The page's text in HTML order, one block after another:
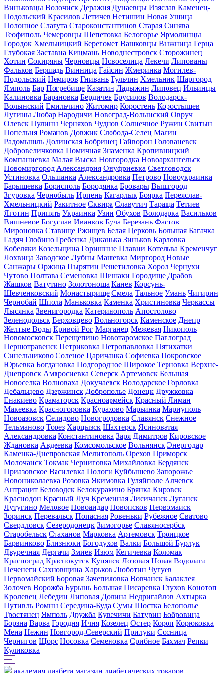
Виньковцы Волочиск Деражня Дунаевцы Изяслав Каменец-
Подольский Красилов Летичев Нетишин Новая Ушица
Полонное Славута Староконстантинов Старая Синява
Теофиполь Чемеровцы Шепетовка Белогорье Ярмолинцы
Городок Хмельницкий Берегомет Вашковцы Выжница Герца
Глубокая Заставна Кицмань Новоднестровск Сторожинец
Хотин Сокиряны Черновцы Новоселица Лекечи Липованы
Фальков Бершадь Винница Гайсин Жмеринка Могилев-
Подольский Немиров Гнивань Тульчин Хмельник Шаргород
Ямполь Бар Погребище Казатин Ладыжин Липовец Ильинцы
Калиновка Барановка Бердичев Брусилов Володарск-
Волынский Емильчино Житомир Коростень Коростышев
Лугины Любар Народичи Новоград-Волынский Овруч
Олевск Пулины Черняхов Чуднов Солнечное Ружин Свитын
Попельня Романов Довжик Слобода-Селец Малин
Радомышль Долинская Бобринец Гайворон Голованевск
Добровеличковка Помичная Знаменка Кропивницкий
Компаниевка Малая Выска Новгородка Новоархангельск
Новомиргород Александрия Онуфриевка Светловодск
Устиновка Ольшанка Александровка Петрово Новоукраинка
Барышевка Борисполь Бородянка Бровары Вышгород
Згуровка Чернобыль Ирпень Кагарлык Боярка Переяслав-
Хмельницкий Ракитное Сквира Славутич Тараща Тетиев
Яготин Припять Украинка Узин Обухов Володарка Васильков
Вишневое Богуслав Иванков Буча Березань Фастов
Мироновка Ставище Ржищев Белая Церковь Большая Багачка
Гадяч Глобино Гребенка Диканька Зиньков Карловка
Кобеляки Козельщина Горишные Плавни Котельва Кременчуг
Лохвица Заводское Лубны Машевка Миргород Новые
Санжары Оржица Пырятин Решетиловка Хорол Чернухи
Чутово Полтава Семеновка Шишаки Городище Драбов
Жашков Ватутино Золотоноша Канев Корсунь-
Шевченковский Монастырище Смела Тальное Умань Чигирин
Чернобай Шпола Маньковка Каменка Христиновка Черкассы
Лысянка Звенигородка Катеринополь Апостолово
Зеленодольск Верховцево Вольногорск Каменское Днепр
Желтые Воды Кривой Рог Марганец Межевая Никополь
Новомосковск Перещепино Новотаромское Павлоград
Першотравенск Петриковка Петропавловка Пятихатки
Синельниково Соленое Царичанка Софиевка Покровское
Юрьевка Богдановка Подгородное Широкое Терновка Верхне-
Днепровск Амвросиевка Северск Артемовск Большая
Новоселка Волноваха Докучаевск Володарское Горловка
Дебальцево Дзержинск Доброполье Донецк Дружковка
Енакиево Краматорск Красноармейск Красный Лиман
Макеевка Красногоровка Курахово Марьинка Мариуполь
Новоазовск Селидово Новогродовка Славянск Снежное
Тельманово Торез Харцызск Шахтерск Ясиноватая
Александровка Константиновка Заря Димитров Кировское
Ждановка Авдеевка Комсомольское Вольнянск Энергодар
Каменка-Днепровская Мелитополь Орехов Приморск
Молочанск Токмак Черниговка Михайловка Бердянск
Приазовское Василевка Пологи Куйбышево Запорожье
Новониколаевка Розовка Якимовка Гуляйполе Алчевск
Антрацит Беловодск Белокуракино Брянка Кировск
Краснодон Красный Луч Кременная Лисичанск Луганск
Лутугино Меловое Новоайдар Новопсков Первомайск
Зоринск Перевальск Попасная Ровеньки Рубежное Сватово
Свердловск Северодонецк Зимогорье Славяносербск
Старобельск Стаханов Марковка Артемовск Троицкое
Барвинково Близнюки Богодухов Валки Большой Бурлук
Двуречная Дергачи Змиев Изюм Кегичевка Коломак
Красноград Краснокутск Купянск Лозовая Новая Водолага
Печенеги Сахновщина Харьков Люботин Чугуев
Первомайский Боровая Зачепиловка Вовчанск Балаклея
Золочев Ворожба Бурынь Большая Писаревка Глухов Конотоп
Кролевец Лебедин Липовая Долина Недригайлов Ахтырка
Путивль Ромны Середина-Буда Сумы Шостка Белополье
Тростянец Ямполь Дружба Кувечичи Батурин Бобровица
Борзна Варва Городня Ичня Козелец Остер Короп Корюковка
Мена Нежин Новгород-Северский Прилуки Сосница
Чернигов Щорс Носовка Семеновка Срибное Бахмач Репки
Куликовка
академия диабета магазин диабетических товаров